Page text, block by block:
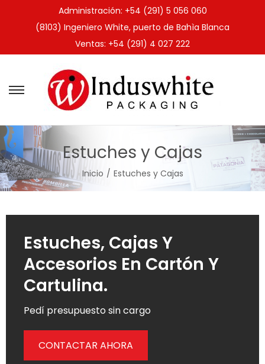
Administración: +54 (291) 5 056 060
(8103) Ingeniero White, puerto de Bahìa Blanca
Ventas: +54 (291) 4 027 222
Estuches y Cajas
Inicio / Estuches y Cajas
Estuches, Cajas Y
Accesorios En Cartón Y
Cartulina.
Pedí presupuesto sin cargo
CONTACTAR AHORA